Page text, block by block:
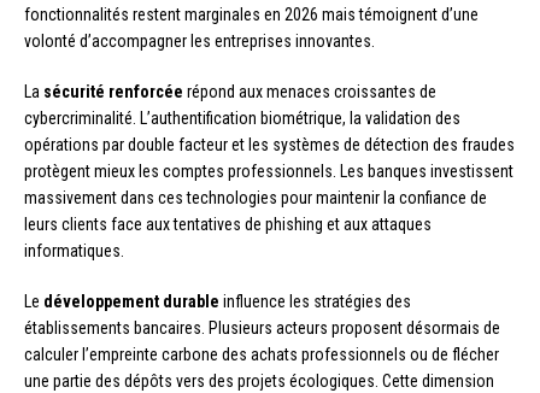
fonctionnalités restent marginales en 2026 mais témoignent d’une
volonté d’accompagner les entreprises innovantes.
La sécurité renforcée répond aux menaces croissantes de
cybercriminalité. L’authentification biométrique, la validation des
opérations par double facteur et les systèmes de détection des fraudes
protègent mieux les comptes professionnels. Les banques investissent
massivement dans ces technologies pour maintenir la confiance de
leurs clients face aux tentatives de phishing et aux attaques
informatiques.
Le développement durable influence les stratégies des
établissements bancaires. Plusieurs acteurs proposent désormais de
calculer l’empreinte carbone des achats professionnels ou de flécher
une partie des dépôts vers des projets écologiques. Cette dimension